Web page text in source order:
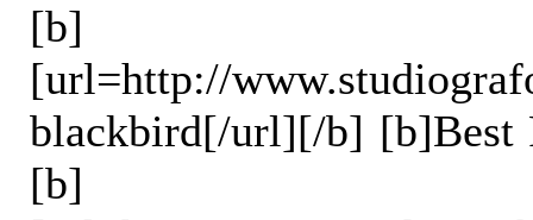
[b]
[url=http://
blackbird[/url][/b] [b]Best
[b]